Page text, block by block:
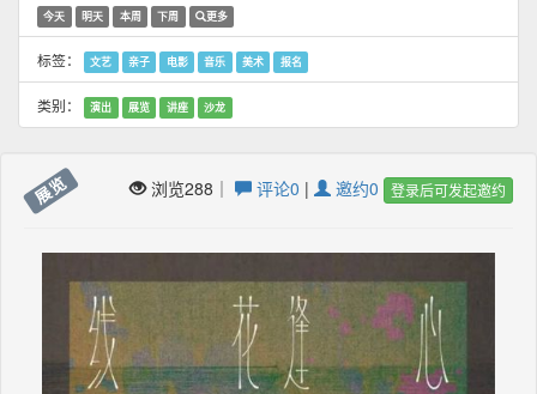
今天 明天 本周 下周 更多
标签： 文艺 亲子 电影 音乐 美术 报名
类别： 演出 展览 讲座 沙龙
展览 浏览288｜ 评论0 | 邀约0 登录后可发起邀约